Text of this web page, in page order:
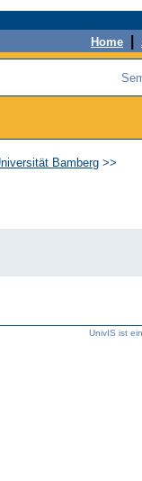
Home
Bamberg >>
UnivIS ist